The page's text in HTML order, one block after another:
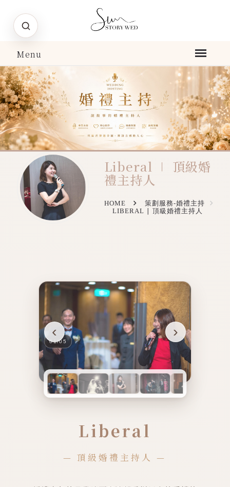
Liberal ∣ 頂級婚
禮主持人
HOME
策劃服務-婚禮主持
LIBERAL ∣ 頂級婚禮主持人
‹ ›
01/05
Liberal
— 頂級婚禮主持人 —